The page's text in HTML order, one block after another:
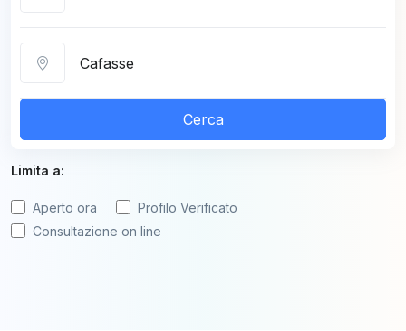
Cerca
Limita a:
Aperto ora
Profilo Verificato
Consultazione on line